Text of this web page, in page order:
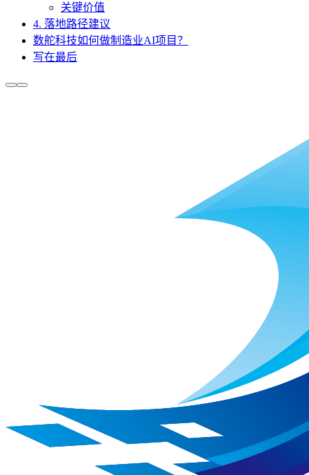
关键价值
4. 落地路径建议
数舵科技如何做制造业AI项目？
写在最后